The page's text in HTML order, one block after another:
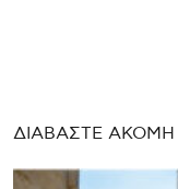
ΔΙΑΒΑΣΤΕ ΑΚΟΜΗ